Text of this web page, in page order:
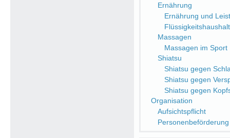
Ernährung
Ernährung und
Flüssigkeitshaushalt
Massagen
Massagen im Sport
Shiatsu
Shiatsu gegen
Shiatsu gegen
Shiatsu gegen
Organisation
Aufsichtspflicht
Personenbeförderung